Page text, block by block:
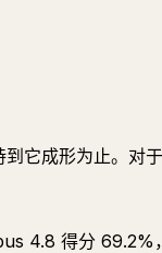
它成形为止。对
4.8 得分 69.2%